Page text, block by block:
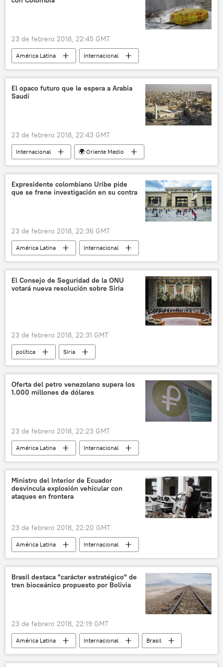
23 de febrero 2018, 22:45 GMT
América Latina
Internacional
Venezuela
Colombia
drogas
noticias
El opaco futuro que le espera a Arabia
Saudí
23 de febrero 2018, 22:43 GMT
Internacional
🌍 Oriente Medio
Arabia Saudita
Salman bin Abdelaziz al Saud
📈 Mercados y finanzas
noticias
Expresidente colombiano Uribe pide
que se frene investigación en su contra
23 de febrero 2018, 22:36 GMT
América Latina
Internacional
Colombia
Álvaro Uribe Vélez
noticias
El Consejo de Seguridad de la ONU
votará nueva resolución sobre Siria
23 de febrero 2018, 22:31 GMT
política
Siria
Consejo de Seguridad de la ONU
resolución
noticias
Oferta del petro venezolano supera los
1.000 millones de dólares
23 de febrero 2018, 22:23 GMT
América Latina
Internacional
Venezuela
petro
criptomonedas
noticias
Ministro del Interior de Ecuador
desvincula explosión vehicular con
ataques en frontera
23 de febrero 2018, 22:20 GMT
América Latina
Internacional
Ecuador
explosiones
ataque
noticias
Brasil destaca "carácter estratégico" de
tren bioceánico propuesto por Bolivia
23 de febrero 2018, 22:19 GMT
América Latina Internacional
Brasil
Bolivia
tren bioceánico noticias